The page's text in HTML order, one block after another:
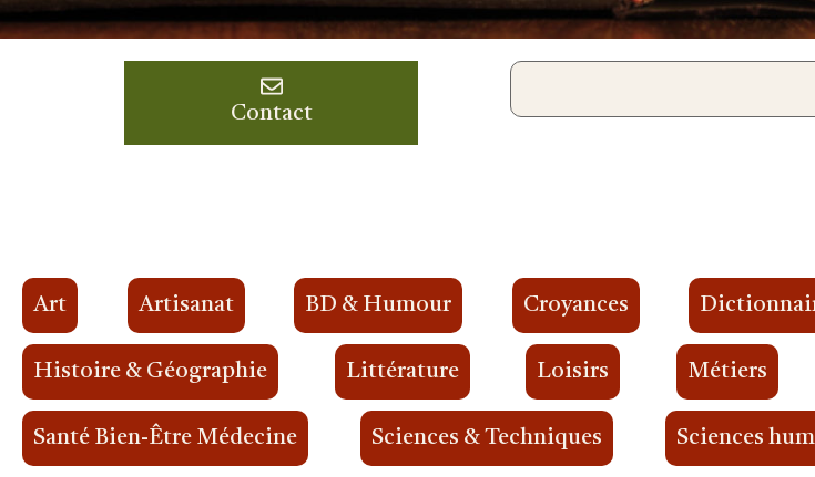
Contact
Art Artisanat BD & Humour Croyances
Histoire & Géographie Littérature Loisirs Métiers
Santé Bien-Être Médecine Sciences & Techniques Sciences